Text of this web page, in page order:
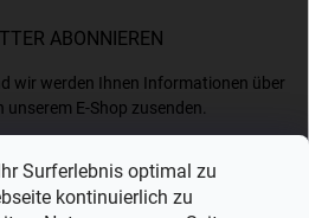
Surferlebnis optimal zu
kontinuierlich zu
ABONNIEREN
wir werden Ihnen Informationen über
unserem E-Shop zusenden.
E-MAIL